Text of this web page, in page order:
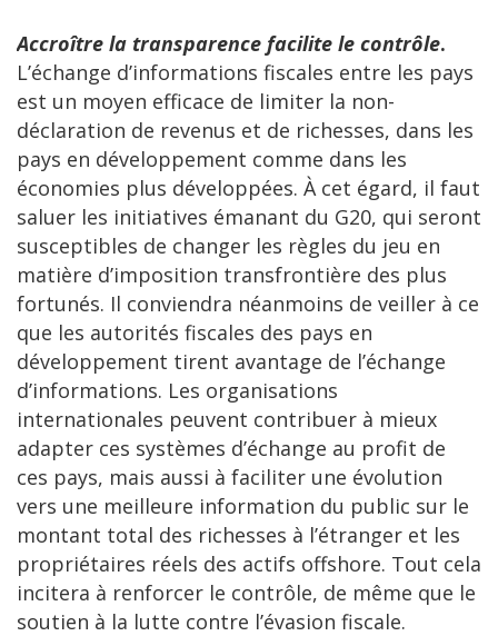
Accroître la transparence facilite le contrôle.
L’échange d’informations fiscales entre les pays
est un moyen efficace de limiter la non-
déclaration de revenus et de richesses, dans les
pays en développement comme dans les
économies plus développées. À cet égard, il faut
saluer les initiatives émanant du G20, qui seront
susceptibles de changer les règles du jeu en
matière d’imposition transfrontière des plus
fortunés. Il conviendra néanmoins de veiller à ce
que les autorités fiscales des pays en
développement tirent avantage de l’échange
d’informations. Les organisations
internationales peuvent contribuer à mieux
adapter ces systèmes d’échange au profit de
ces pays, mais aussi à faciliter une évolution
vers une meilleure information du public sur le
montant total des richesses à l’étranger et les
propriétaires réels des actifs offshore. Tout cela
incitera à renforcer le contrôle, de même que le
soutien à la lutte contre l’évasion fiscale.